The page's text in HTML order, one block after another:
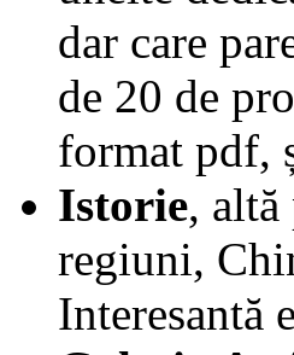
dar care
de 20 de
format pdf,
Istorie, altă
regiuni,
Interesantă